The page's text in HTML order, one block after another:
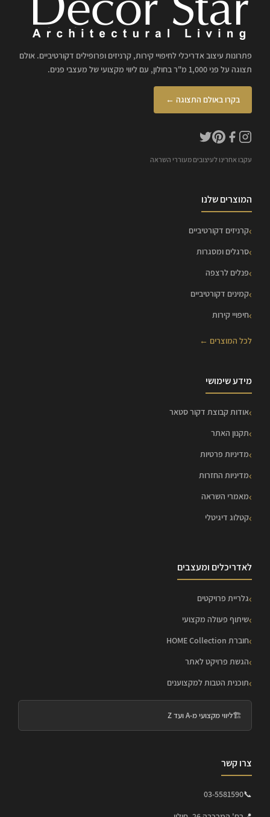
פתרונות עיצוב אדריכלי לחיפויי קירות, קרניזים ופרופילים דקורטיביים. אולם
תצוגה על פני 1,000 מ"ר בחולון, עם ליווי מקצועי של מעצבי פנים.
בקרו באולם התצוגה ←
עקבו אחרינו לעיצובים מעוררי השראה
המוצרים שלנו
קרניזים דקורטיביים
סרגלים ומסגרות
פנלים לרצפה
קמינים דקורטיביים
חיפויי קירות
לכל המוצרים ←
מידע שימושי
אודות קבוצת דקור סטאר
תקנון האתר
מדיניות פרטיות
מדיניות החזרות
מאמרי השראה
קטלוג דיגיטלי
לאדריכלים ומעצבים
גלריית פרויקטים
שיתוף פעולה מקצועי
חוברת HOME Collection
הגשת פרויקט לאתר
תוכנית הטבות למקצוענים
🏗️ליווי מקצועי מ-A ועד Z
צרו קשר
📞
03-5581590